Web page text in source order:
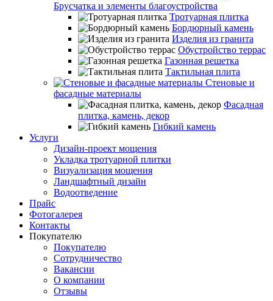
Брусчатка и элементы благоустройства
Тротуарная плитка
Бордюрный камень
Изделия из гранита
Обустройство террас
Газонная решетка
Тактильная плита
Стеновые и
фасадные материалы
Фасадная
плитка, камень, декор
Гибкий камень
Услуги
Дизайн-проект мощения
Укладка тротуарной плитки
Визуализация мощения
Ландшафтный дизайн
Водоотведение
Прайс
Фотогалерея
Контакты
Покупателю
Покупателю
Сотрудничество
Вакансии
О компании
Отзывы